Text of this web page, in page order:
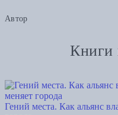
Автор
Книги
Гений места. Как альянс